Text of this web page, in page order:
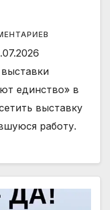
единство» в
выставку
работу.